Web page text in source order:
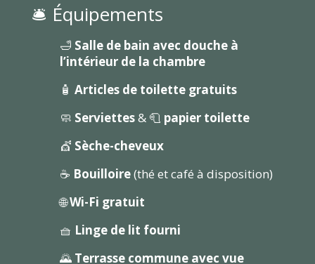
🛎️ Équipements
🛁 Salle de bain avec douche à
l’intérieur de la chambre
🧴 Articles de toilette gratuits
🧼 Serviettes& 🧻 papier toilette
💇 Sèche-cheveux
☕ Bouilloire(thé et café à disposition)
🌐Wi-Fi gratuit
🧺 Linge de lit fourni
🌄 Terrasse commune avec vue